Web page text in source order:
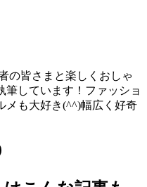
の皆さまと楽しくおしゃ
筆しています！ファッショ
メも大好き(^^)幅広く好奇